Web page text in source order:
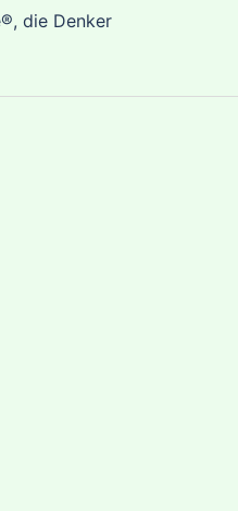
die Denker